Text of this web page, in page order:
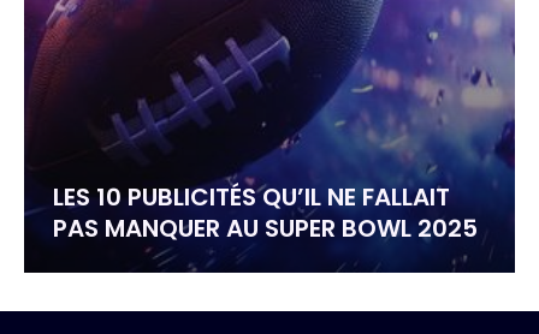
LES 10 PUBLICITÉS QU’IL NE FALLAIT
PAS MANQUER AU SUPER BOWL 2025